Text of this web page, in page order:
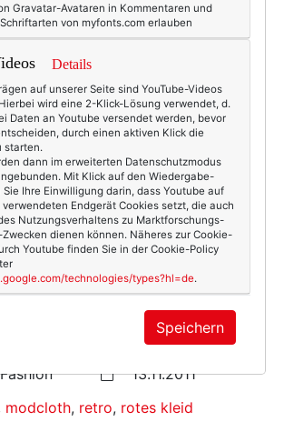
und Verliebt bei ModCloth
Ist. Ausverkauft!!! Du bist aber auch
ModCloth
13.11.2011
modcloth, retro, rotes kleid
Gravatar-Avataren in Kommentaren und
von myfonts.com erlauben
Details
auf unserer Seite sind YouTube-Videos
wird eine 2-Klick-Lösung verwendet, d.
Daten an Youtube versendet werden, bevor
durch einen aktiven Klick die
starten.
dann im erweiterten Datenschutzmodus
Mit Klick auf den Wiedergabe-
Ihre Einwilligung darin, dass Youtube auf
Endgerät Cookies setzt, die auch
Nutzungsverhaltens zu Marktforschungs-
dienen können. Näheres zur Cookie-
Youtube finden Sie in der Cookie-Policy
technologies/types?hl=de.
Speichern